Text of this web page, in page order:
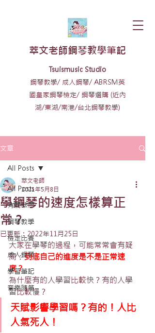
​萃文老師鋼琴教學筆記
​​Tsuismusic Studio
鋼琴教學/ 成人鋼琴/ ABRSM英
國皇家鋼琴檢定/ 鋼琴選購 (近內
湖/東湖/南港/台北鋼琴教學)
文章
All Posts
有關萃思
鋼琴教學
檢定比賽
成人鋼琴
學習筆記
音樂隨筆
All Posts
學鋼琴的速度怎樣算正
常？
萃文老師
2021年5月8日
已更新： 2022年11月25日
大家在學琴的過程，可能常常會有疑
問：到底自己的進度是不是正常速
度？
為什麼有的人學習比較快？有的人學
習比較慢？
天賦影響學習嗎？有的！人比
人氣死人！